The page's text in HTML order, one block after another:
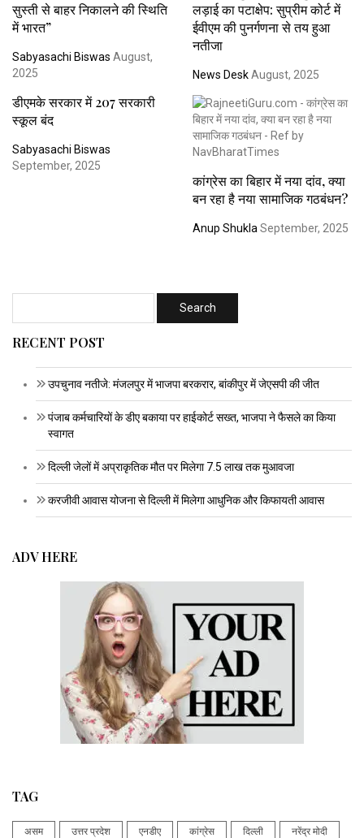
सुस्ती से बाहर निकालने की स्थिति
में भारत”
Sabyasachi Biswas August,
2025
लड़ाई का पटाक्षेप: सुप्रीम कोर्ट में
ईवीएम की पुनर्गणना से तय हुआ
नतीजा
News DeskAugust, 2025
डीएमके सरकार में 207 सरकारी
स्कूल बंद
Sabyasachi Biswas
September, 2025
कांग्रेस का बिहार में नया दांव, क्या
बन रहा है नया सामाजिक गठबंधन?
Anup ShuklaSeptember, 2025
RECENT POST
उपचुनाव नतीजे: मंजलपुर में भाजपा बरकरार, बांकीपुर में जेएसपी की जीत
पंजाब कर्मचारियों के डीए बकाया पर हाईकोर्ट सख्त, भाजपा ने फैसले का किया
स्वागत
दिल्ली जेलों में अप्राकृतिक मौत पर मिलेगा 7.5 लाख तक मुआवजा
करजीवी आवास योजना से दिल्ली में मिलेगा आधुनिक और किफायती आवास
ADV HERE
TAG
असम उत्तर प्रदेश एनडीए कांग्रेस दिल्ली नरेंद्र मोदी